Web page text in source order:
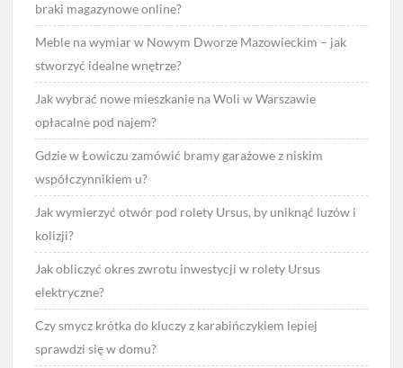
braki magazynowe online?
Meble na wymiar w Nowym Dworze Mazowieckim – jak
stworzyć idealne wnętrze?
Jak wybrać nowe mieszkanie na Woli w Warszawie
opłacalne pod najem?
Gdzie w Łowiczu zamówić bramy garażowe z niskim
współczynnikiem u?
Jak wymierzyć otwór pod rolety Ursus, by uniknąć luzów i
kolizji?
Jak obliczyć okres zwrotu inwestycji w rolety Ursus
elektryczne?
Czy smycz krótka do kluczy z karabińczykiem lepiej
sprawdzi się w domu?